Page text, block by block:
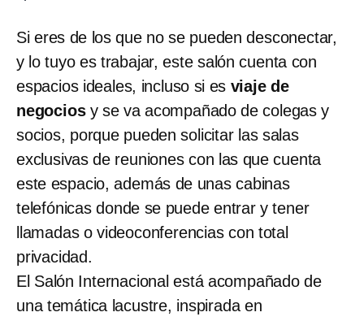
Si eres de los que no se pueden desconectar,
y lo tuyo es trabajar, este salón cuenta con
espacios ideales, incluso si es viaje de
negociosy se va acompañado de colegas y
socios, porque pueden solicitar las salas
exclusivas de reuniones con las que cuenta
este espacio, además de unas cabinas
telefónicas donde se puede entrar y tener
llamadas o videoconferencias con total
privacidad.
El Salón Internacional está acompañado de
una temática lacustre, inspirada en